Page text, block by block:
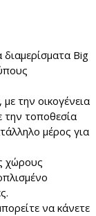
Big
την οικογένεια
την τοποθεσία
μέρος για
χώρους
να κάνετε